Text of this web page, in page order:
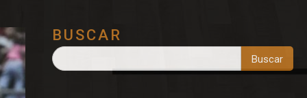
BUSCAR
Buscar